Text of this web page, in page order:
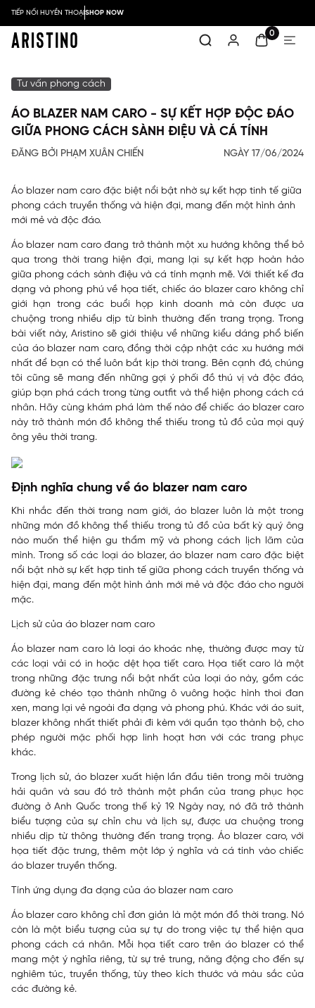
TIẾP NỐI HUYỀN THOẠISHOP NOW
0
Tư vấn phong cách
ÁO BLAZER NAM CARO - SỰ KẾT HỢP ĐỘC ĐÁO
GIỮA PHONG CÁCH SÀNH ĐIỆU VÀ CÁ TÍNH
ĐĂNG BỞI PHẠM XUÂN CHIẾN NGÀY 17/06/2024
Áo blazer nam caro đặc biệt nổi bật nhờ sự kết hợp tinh tế giữa
phong cách truyền thống và hiện đại, mang đến một hình ảnh
mới mẻ và độc đáo.
Áo blazer nam caro đang trở thành một xu hướng không thể bỏ
qua trong thời trang hiện đại, mang lại sự kết hợp hoàn hảo
giữa phong cách sành điệu và cá tính mạnh mẽ. Với thiết kế đa
dạng và phong phú về họa tiết, chiếc áo blazer caro không chỉ
giới hạn trong các buổi họp kinh doanh mà còn được ưa
chuộng trong nhiều dịp từ bình thường đến trang trọng. Trong
bài viết này,Aristino sẽ giới thiệu về những kiểu dáng phổ biến
của áo blazer nam caro, đồng thời cập nhật các xu hướng mới
nhất để bạn có thể luôn bắt kịp thời trang. Bên cạnh đó, chúng
tôi cũng sẽ mang đến những gợi ý phối đồ thú vị và độc đáo,
giúp bạn phá cách trong từng outfit và thể hiện phong cách cá
nhân. Hãy cùng khám phá làm thế nào để chiếc áo blazer caro
này trở thành món đồ không thể thiếu trong tủ đồ của mọi quý
ông yêu thời trang.
Định nghĩa chung về áo blazer nam caro
Khi nhắc đến thời trang nam giới, áo blazer luôn là một trong
những món đồ không thể thiếu trong tủ đồ của bất kỳ quý ông
nào muốn thể hiện gu thẩm mỹ và phong cách lịch lãm của
mình. Trong số các loại áo blazer, áo blazer nam caro đặc biệt
nổi bật nhờ sự kết hợp tinh tế giữa phong cách truyền thống và
hiện đại, mang đến một hình ảnh mới mẻ và độc đáo cho người
mặc.
Lịch sử của áo blazer nam caro
Áo blazer nam caro là loại áo khoác nhẹ, thường được may từ
các loại vải có in hoặc dệt họa tiết caro. Họa tiết caro là một
trong những đặc trưng nổi bật nhất của loại áo này, gồm các
đường kẻ chéo tạo thành những ô vuông hoặc hình thoi đan
xen, mang lại vẻ ngoài đa dạng và phong phú. Khác với áo suit,
blazer không nhất thiết phải đi kèm với quần tạo thành bộ, cho
phép người mặc phối hợp linh hoạt hơn với các trang phục
khác.
Trong lịch sử, áo blazer xuất hiện lần đầu tiên trong môi trường
hải quân và sau đó trở thành một phần của trang phục học
đường ở Anh Quốc trong thế kỷ 19. Ngày nay, nó đã trở thành
biểu tượng của sự chỉn chu và lịch sự, được ưa chuộng trong
nhiều dịp từ thông thường đến trang trọng. Áo blazer caro, với
họa tiết đặc trưng, thêm một lớp ý nghĩa và cá tính vào chiếc
áo blazer truyền thống.
Tính ứng dụng đa dạng của áo blazer nam caro
Áo blazer caro không chỉ đơn giản là một món đồ thời trang. Nó
còn là một biểu tượng của sự tự do trong việc tự thể hiện qua
phong cách cá nhân. Mỗi họa tiết caro trên áo blazer có thể
mang một ý nghĩa riêng, từ sự trẻ trung, năng động cho đến sự
nghiêm túc, truyền thống, tùy theo kích thước và màu sắc của
các đường kẻ.